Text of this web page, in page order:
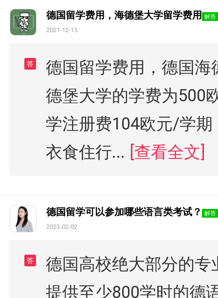
德国留学费用，海德堡大学留学费用 解答
2021-12-15
答
德国留学费用，德国
德堡大学的学费为500
学注册费104欧元/学
衣食住行... [查看全文]
德国留学可以参加哪些语言类考试？ 解答
2023-02-02
答
德国高校绝大部分的
提供至少800学时的德